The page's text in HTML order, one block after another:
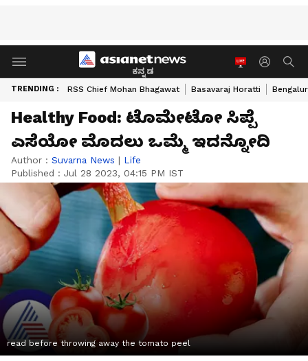
ಕನ್ನಡ
TRENDING : RSS Chief Mohan Bhagawat Basavaraj Horatti
Healthy Food: ಟೊಮೇಟೋ ಸಿಪ್ಪೆ
ಎಸೆಯೋ ಮೊದಲು ಒಮ್ಮೆ ಇದನ್ನೋದಿ
Author : Suvarna News | Life
Published : Jul 28 2023, 04:15 PM IST
read before throwing away the tomato peel